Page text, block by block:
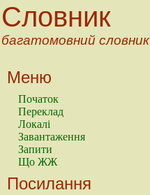
Словник
багатомовний словник
Меню
Початок
Переклад
Локалі
Завантаження
Запити
Що ЖЖ
Посилання